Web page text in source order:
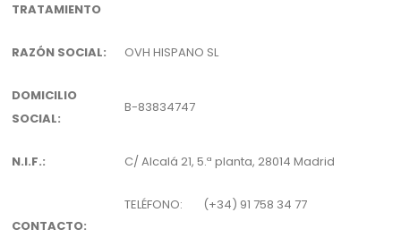
TRATAMIENTO
RAZÓN SOCIAL: OVH HISPANO SL
DOMICILIO
SOCIAL:
B-83834747
N.I.F.: C/ Alcalá 21, 5.ª planta, 28014 Madrid
CONTACTO:
TELÉFONO: (+34) 91 758 34 77